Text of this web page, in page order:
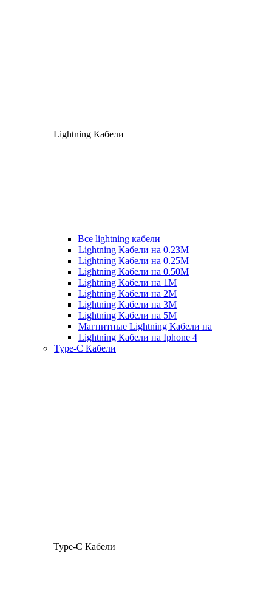
Lightning Кабели
Все lightning кабели
Lightning Кабели на 0.23М
Lightning Кабели на 0.25М
Lightning Кабели на 0.50М
Lightning Кабели на 1М
Lightning Кабели на 2М
Lightning Кабели на 3М
Lightning Кабели на 5М
Магнитные Lightning Кабели на
Lightning Кабели на Iphone 4
Type-C Кабели
Type-C Кабели